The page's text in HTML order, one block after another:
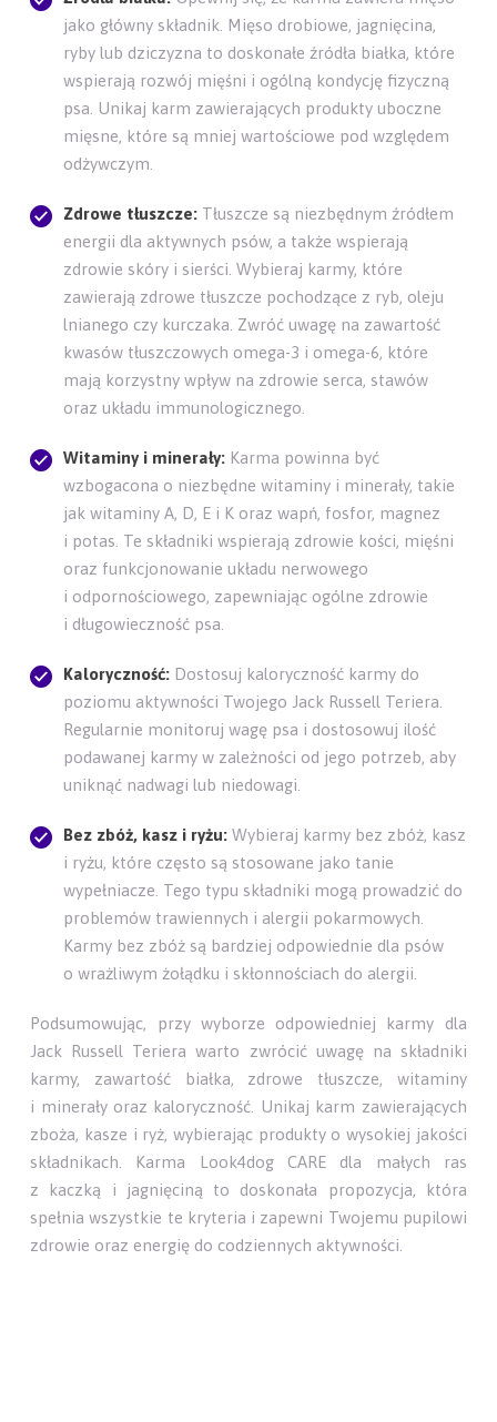
jako główny składnik. Mięso drobiowe, jagnięcina,
ryby lub dziczyzna to doskonałe źródła białka, które
wspierają rozwój mięśni i ogólną kondycję fizyczną
psa. Unikaj karm zawierających produkty uboczne
mięsne, które są mniej wartościowe pod względem
odżywczym.
Zdrowe tłuszcze: Tłuszcze są niezbędnym źródłem
energii dla aktywnych psów, a także wspierają
zdrowie skóry i sierści. Wybieraj karmy, które
zawierają zdrowe tłuszcze pochodzące z ryb, oleju
lnianego czy kurczaka. Zwróć uwagę na zawartość
kwasów tłuszczowych omega-3 i omega-6, które
mają korzystny wpływ na zdrowie serca, stawów
oraz układu immunologicznego.
Witaminy i minerały: Karma powinna być
wzbogacona o niezbędne witaminy i minerały, takie
jak witaminy A, D, E i K oraz wapń, fosfor, magnez
i potas. Te składniki wspierają zdrowie kości, mięśni
oraz funkcjonowanie układu nerwowego
i odpornościowego, zapewniając ogólne zdrowie
i długowieczność psa.
Kaloryczność: Dostosuj kaloryczność karmy do
poziomu aktywności Twojego Jack Russell Teriera.
Regularnie monitoruj wagę psa i dostosowuj ilość
podawanej karmy w zależności od jego potrzeb, aby
uniknąć nadwagi lub niedowagi.
Bez zbóż, kasz i ryżu: Wybieraj karmy bez zbóż, kasz
i ryżu, które często są stosowane jako tanie
wypełniacze. Tego typu składniki mogą prowadzić do
problemów trawiennych i alergii pokarmowych.
Karmy bez zbóż są bardziej odpowiednie dla psów
o wrażliwym żołądku i skłonnościach do alergii.
Podsumowując, przy wyborze odpowiedniej karmy dla
Jack Russell Teriera warto zwrócić uwagę na składniki
karmy, zawartość białka, zdrowe tłuszcze, witaminy
i minerały oraz kaloryczność. Unikaj karm zawierających
zboża, kasze i ryż, wybierając produkty o wysokiej jakości
składnikach. Karma Look4dog CARE dla małych ras
z kaczką i jagnięciną to doskonała propozycja, która
spełnia wszystkie te kryteria i zapewni Twojemu pupilowi
zdrowie oraz energię do codziennych aktywności.